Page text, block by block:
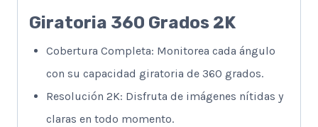
Giratoria 360 Grados 2K
Cobertura Completa: Monitorea cada ángulo
con su capacidad giratoria de 360 grados.
Resolución 2K: Disfruta de imágenes nítidas y
claras en todo momento.